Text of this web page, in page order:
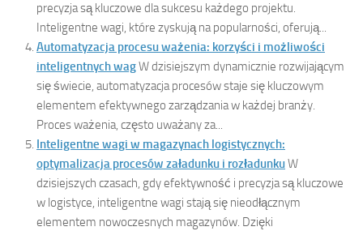
precyzja są kluczowe dla sukcesu każdego projektu.
Inteligentne wagi, które zyskują na popularności, oferują...
Automatyzacja procesu ważenia: korzyści i możliwości
inteligentnych wagW dzisiejszym dynamicznie rozwijającym
się świecie, automatyzacja procesów staje się kluczowym
elementem efektywnego zarządzania w każdej branży.
Proces ważenia, często uważany za...
Inteligentne wagi w magazynach logistycznych:
optymalizacja procesów załadunku i rozładunkuW
dzisiejszych czasach, gdy efektywność i precyzja są kluczowe
w logistyce, inteligentne wagi stają się nieodłącznym
elementem nowoczesnych magazynów. Dzięki